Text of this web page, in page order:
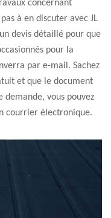
concernant
à en discuter avec JL
devis détaillé pour que
pour la
par e-mail. Sachez
et que le document
demande, vous pouvez
courrier électronique.